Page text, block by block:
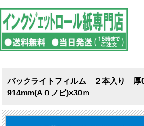
バックライトフィルム ２本入り
914mm(A０ノビ)×30ｍ